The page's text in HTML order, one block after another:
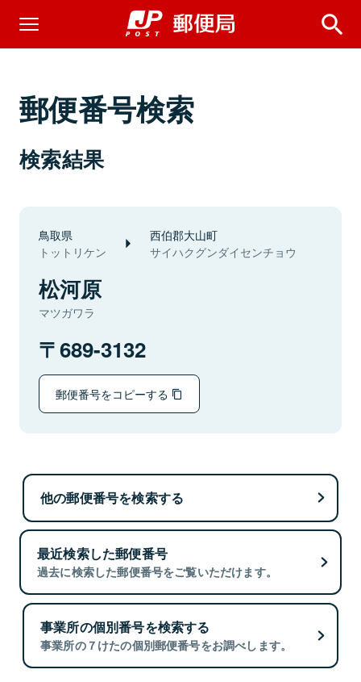
郵便番号検索
検索結果
鳥取県
トットリケン
西伯郡大山町
サイハクグンダイセンチョウ
松河原
マツガワラ
689-3132
郵便番号をコピーする
他の郵便番号を検索する
最近検索した郵便番号
過去に検索した郵便番号をご覧いただけます。
事業所の個別番号を検索する
事業所の７けたの個別郵便番号をお調べします。